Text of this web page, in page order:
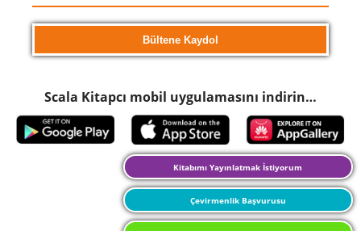
Scala Kitapcı mobil uygulamasını indirin…
Kitabımı Yayınlatmak İstiyorum
Çevirmenlik Başvurusu